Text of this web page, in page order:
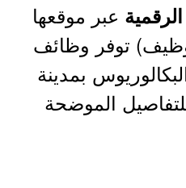
عبر موقعها
توفر وظائف
بمدينة
الموضحة